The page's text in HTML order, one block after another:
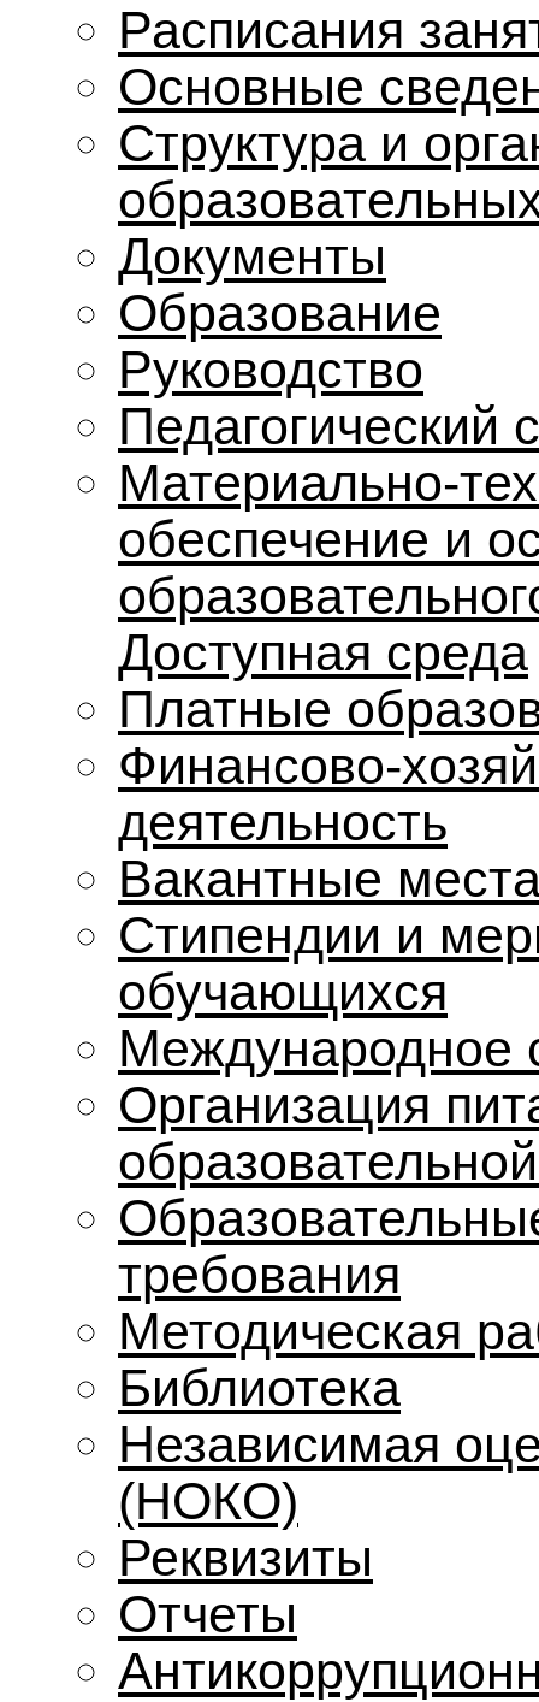
Расписания
Основные
Структура и
Документы
Образование
Руководство
Педагогический
Материально-
обеспечение и
Доступная среда
Платные
Финансово-
деятельность
Вакантные
Стипендии и
обучающихся
Международное
Организация
требования
Методическая
Библиотека
Независимая
(НОКО)
Реквизиты
Отчеты